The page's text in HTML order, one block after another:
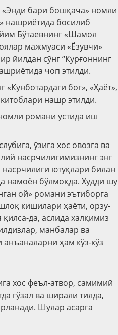
«Энди бари бошқача» номли
нашриётида босилиб
Бўтаевнинг «Шамол
мажмуаси «Ёзувчи»
йилдан сўнг “Курғоннинг
чоп этилди.
боғ», «Ҳаёт»,
нашр этилди.
романи устида иш
ўзига хос овозга ва
насрчилигимизнинг энг
ютуқлари билан
намоён бўлмоқда. Худди шу
ой» романи эътиборга
кишилари ҳаёти, орзу-
да, аслида халқимиз
манбалар ва
ҳам кўз-кўз
хос феъл-атвор, самимий
гўзал ва ширали тилда,
Шулар асарга